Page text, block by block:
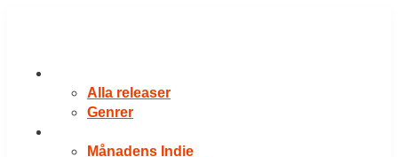
Alla releaser
Genrer
Månadens Indie